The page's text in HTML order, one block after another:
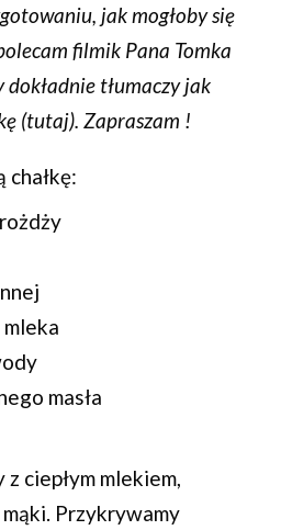
jak mogłoby się
filmik Pana Tomka
tłumaczy jak
(tutaj). Zapraszam !
chałkę:
mleka
masła
ciepłym mlekiem,
mąki. Przykrywamy